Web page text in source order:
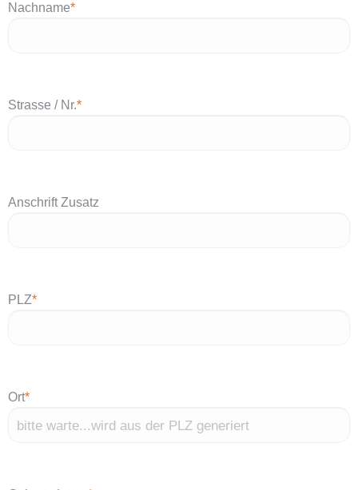
Nachname*
Strasse / Nr.*
Anschrift Zusatz
PLZ*
Ort*